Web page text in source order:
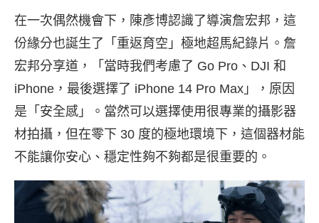
在一次偶然機會下，陳彥博認識了導演詹宏邦，這
份緣分也誕生了「重返育空」極地超馬紀錄片。詹
宏邦分享道，「當時我們考慮了 Go Pro、DJI 和
iPhone，最後選擇了 iPhone 14 Pro Max」，原因
是「安全感」。當然可以選擇使用很專業的攝影器
材拍攝，但在零下 30 度的極地環境下，這個器材能
不能讓你安心、穩定性夠不夠都是很重要的。